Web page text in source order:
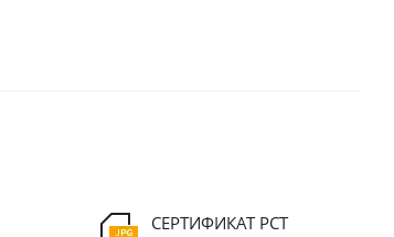
СЕРТИФИКАТ РСТ